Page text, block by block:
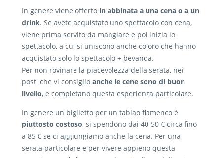
In genere viene offerto in abbinata a una cena o a un
drink. Se avete acquistato uno spettacolo con cena,
viene prima servito da mangiare e poi inizia lo
spettacolo, a cui si uniscono anche coloro che hanno
acquistato solo lo spettacolo + bevanda.
Per non rovinare la piacevolezza della serata, nei
posti che vi consiglio anche le cene sono di buon
livello, e completano questa esperienza particolare.
In genere un biglietto per un tablao flamenco è
piuttosto costoso, si spendono dai 40-50 € circa fino
a 85 € se ci aggiungiamo anche la cena. Per una
serata particolare e per vivere appieno questa